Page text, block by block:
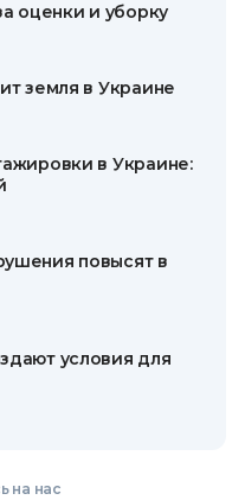
оценки и уборку
земля в Украине
в Украине:
повысят в
условия для
на нас